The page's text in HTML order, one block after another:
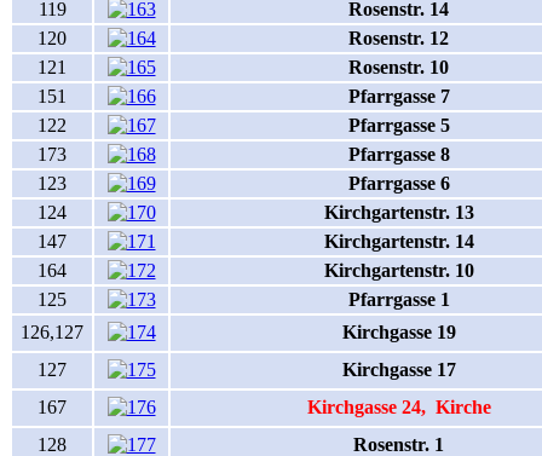
119
Rosenstr. 14
120
Rosenstr. 12
121
Rosenstr. 10
151
Pfarrgasse 7
122
Pfarrgasse 5
173
Pfarrgasse 8
123
Pfarrgasse 6
124
Kirchgartenstr. 13
147
Kirchgartenstr. 14
164
Kirchgartenstr. 10
125
Pfarrgasse 1
126,127
Kirchgasse 19
127
Kirchgasse 17
167
Kirchgasse 24, Kirche
128
Rosenstr. 1